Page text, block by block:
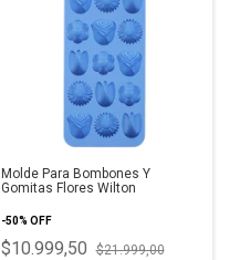
Molde Para Bombones Y
Gomitas Flores Wilton
-50% OFF
$10.999,50
$21.999,00